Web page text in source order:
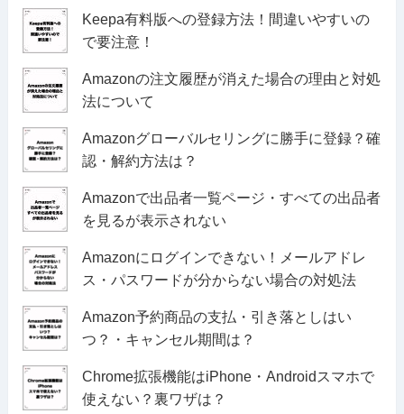
Keepa有料版への登録方法！間違いやすいの
で要注意！
Amazonの注文履歴が消えた場合の理由と対処
法について
Amazonグローバルセリングに勝手に登録？確
認・解約方法は？
Amazonで出品者一覧ページ・すべての出品者
を見るが表示されない
Amazonにログインできない！メールアドレ
ス・パスワードが分からない場合の対処法
Amazon予約商品の支払・引き落としはい
つ？・キャンセル期間は？
Chrome拡張機能はiPhone・Androidスマホで
使えない？裏ワザは？